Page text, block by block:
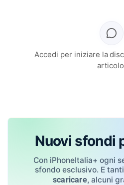
Accedi per iniziare la
Nuovi sfondi
Con iPhoneItalia+ ogni
sfondo esclusivo. E
scaricare, alcuni